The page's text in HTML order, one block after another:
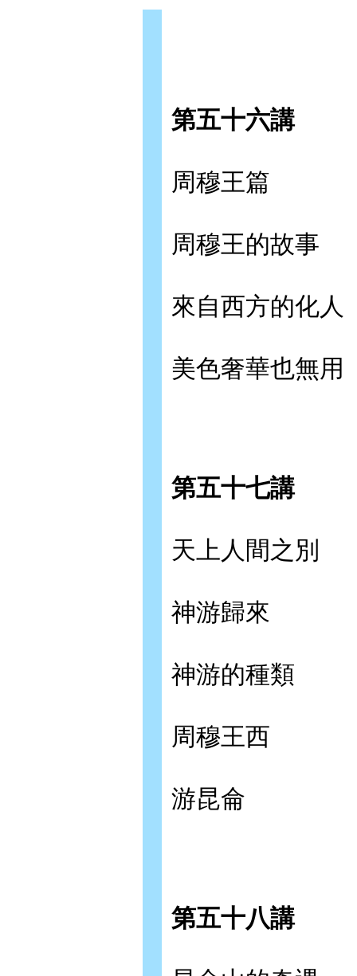
第五十六講
周穆王篇
周穆王的故事
來自西方的化人
美色奢華也無用
第五十七講
天上人間之別
神游歸來
神游的種類
周穆王西
游昆侖
第五十八講